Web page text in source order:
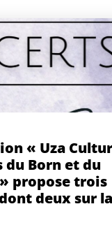
« Uza
Born et du
propose trois
deux sur la